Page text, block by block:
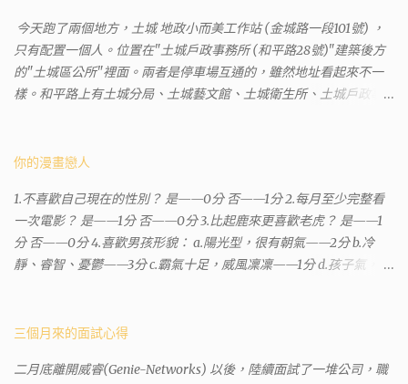
今天跑了兩個地方，土城 地政小而美工作站 (金城路一段101號) ，
只有配置一個人。位置在"土城戶政事務所 (和平路28號)"建築後方
的"土城區公所"裡面。兩者是停車場互通的，雖然地址看起來不一
樣。和平路上有土城分局、土城藝文館、土城衛生所、土城戶政事
沒有正式的地政事務所，只有地政小而美工作站 ，也已經能處理大
到以後還真嚇了一跳，這一看就有問題。要是我拿著那不被承認、
有問題的幽靈合約恐怕還調不到資源。但我不知道審判時法官會不
會去調閱這些資料。因為沒把握每個法官或檢察官都公正細心，在
案牘勞形中，會願意為了這種小人物受害案件去挖出更大的黑幕。
市板橋地政事務所 )去取得。不過實際到了現場發現還是需要法院的
件的租客。 在這過程中我覺得很像行走於沙漠的求生者，在一個小
你的漫畫戀人
1.不喜歡自己現在的性別？ 是——0分 否——1分 2.每月至少完整看
一次電影？ 是——1分 否——0分 3.比起鹿來更喜歡老虎？ 是——1
分 否——0分 4.喜歡男孩形貌： a.陽光型，很有朝氣——2分 b.冷
靜、睿智、憂鬱——3分 c.霸氣十足，威風凜凜——1分 d.孩子氣，十
——1分 6.希望戀人的姓氏： a.大眾化——1分 b.罕見，古色古香的複
活動喜歡參加： a.整場籃球比賽——1分 b.打一下午檯球——3分 c.正
三個月來的面試心得
二月底離開威睿(Genie-Networks) 以後，陸續面試了一堆公司，職